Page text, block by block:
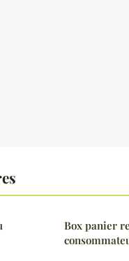
Box panier